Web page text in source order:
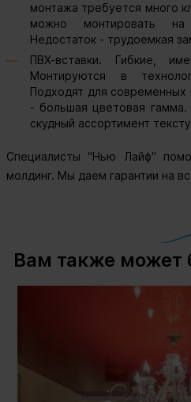
монтажа требуется много
можно монтировать
Недостаток - трудоемкая
ПВХ-вставки. Гибкие,
Монтируются в
Подходят для
- большая цветовая гамма.
скудный ассортимент
Специалисты "Нью Лайф"
молдинг. Мы даем гарантии на
Вам также может